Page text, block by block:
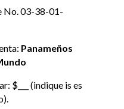
No. 03-38-01-
Panameños
$___ (indique is es